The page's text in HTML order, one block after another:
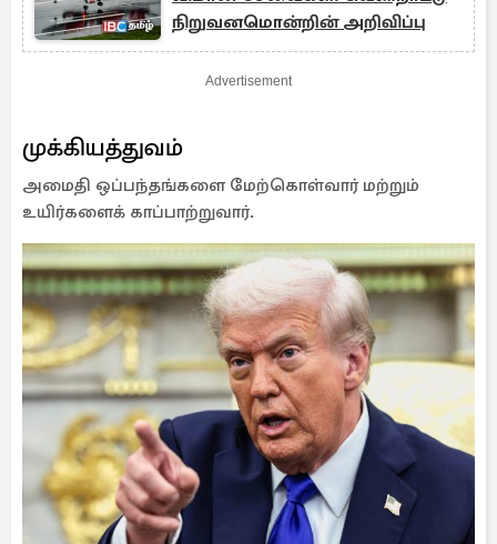
நிறுவனமொன்றின் அறிவிப்பு
Advertisement
முக்கியத்துவம்
அமைதி ஒப்பந்தங்களை மேற்கொள்வார் மற்றும்
உயிர்களைக் காப்பாற்றுவார்.